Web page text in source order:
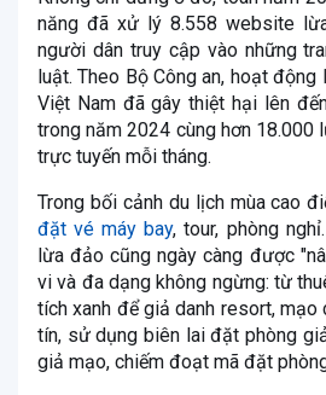
năng đã xử lý 8.558 website
người dân truy cập vào những
luật. Theo Bộ Công an, hoạt
Việt Nam đã gây thiệt hại lên
trong năm 2024 cùng hơn 18.000
trực tuyến mỗi tháng.
Trong bối cảnh du lịch mùa cao
đặt vé máy bay, tour, phòng
lừa đảo cũng ngày càng được
vi và đa dạng không ngừng: từ
tích xanh để giả danh resort, mạo
tín, sử dụng biên lai đặt phòng
giả mạo, chiếm đoạt mã đặt